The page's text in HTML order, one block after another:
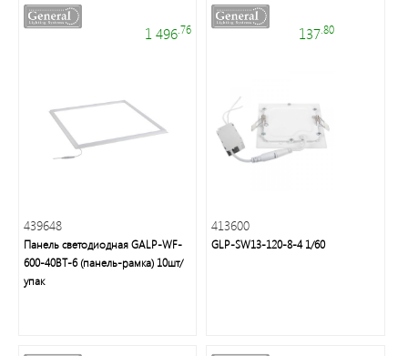
Настольные
светильники
Прожекторы
бытовая
техника
1 496.76
439648
Панель светодиодная GALP-WF-
600-40BT-6 (панель-рамка) 10шт/
упак
137.80
413600
GLP-SW13-120-8-4 1/60